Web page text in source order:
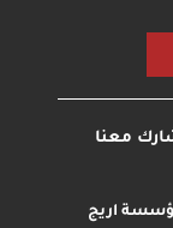
معنا
اريج